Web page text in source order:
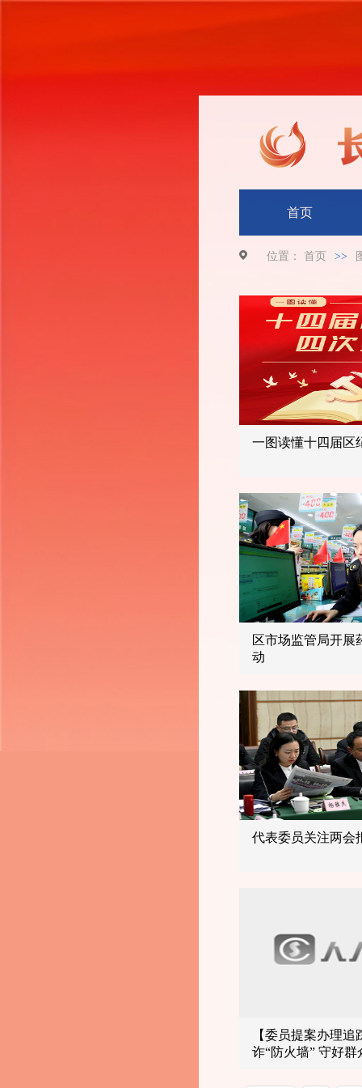
首页
位置： 首页 >>
一图读懂十四届区
区市场监管局开展
动
代表委员关注两会
【委员提案办理
诈“防火墙” 守好群